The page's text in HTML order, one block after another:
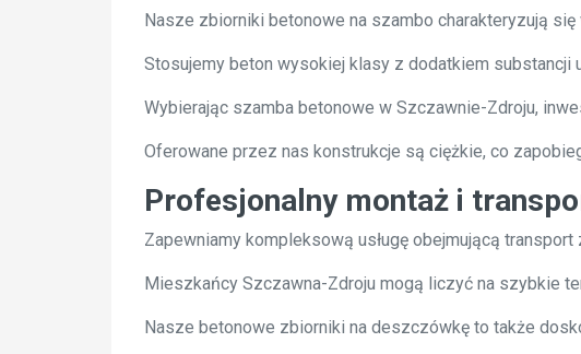
Nasze zbiorniki betonowe na szambo charakteryzują
Stosujemy beton wysokiej klasy z dodatkiem substancji
Wybierając szamba betonowe w Szczawnie-Zdroju,
Oferowane przez nas konstrukcje są ciężkie, co
Profesjonalny montaż i
Zapewniamy kompleksową usługę obejmującą
Mieszkańcy Szczawna-Zdroju mogą liczyć na szybkie
Nasze betonowe zbiorniki na deszczówkę to także